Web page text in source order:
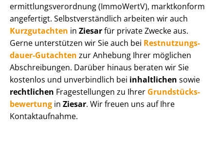
ermitt­lungs­ver­ord­nung (ImmoWertV), marktkonform
angefertigt. Selbst­ver­ständ­lich arbeiten wir auch
Kurzgutachten in Ziesarfür private Zwecke aus.
Gerne unterstützen wir Sie auch bei Rest­nut­zungs­
dau­er-Gutachten zur Anhebung Ihrer möglichen
Abschreibungen. Darüber hinaus beraten wir Sie
kostenlos und unverbindlich bei inhaltlichen sowie
rechtlichen Fragestellungen zu Ihrer Grund­stücks­
be­wer­tung in Ziesar. Wir freuen uns auf Ihre
Kontaktaufnahme.